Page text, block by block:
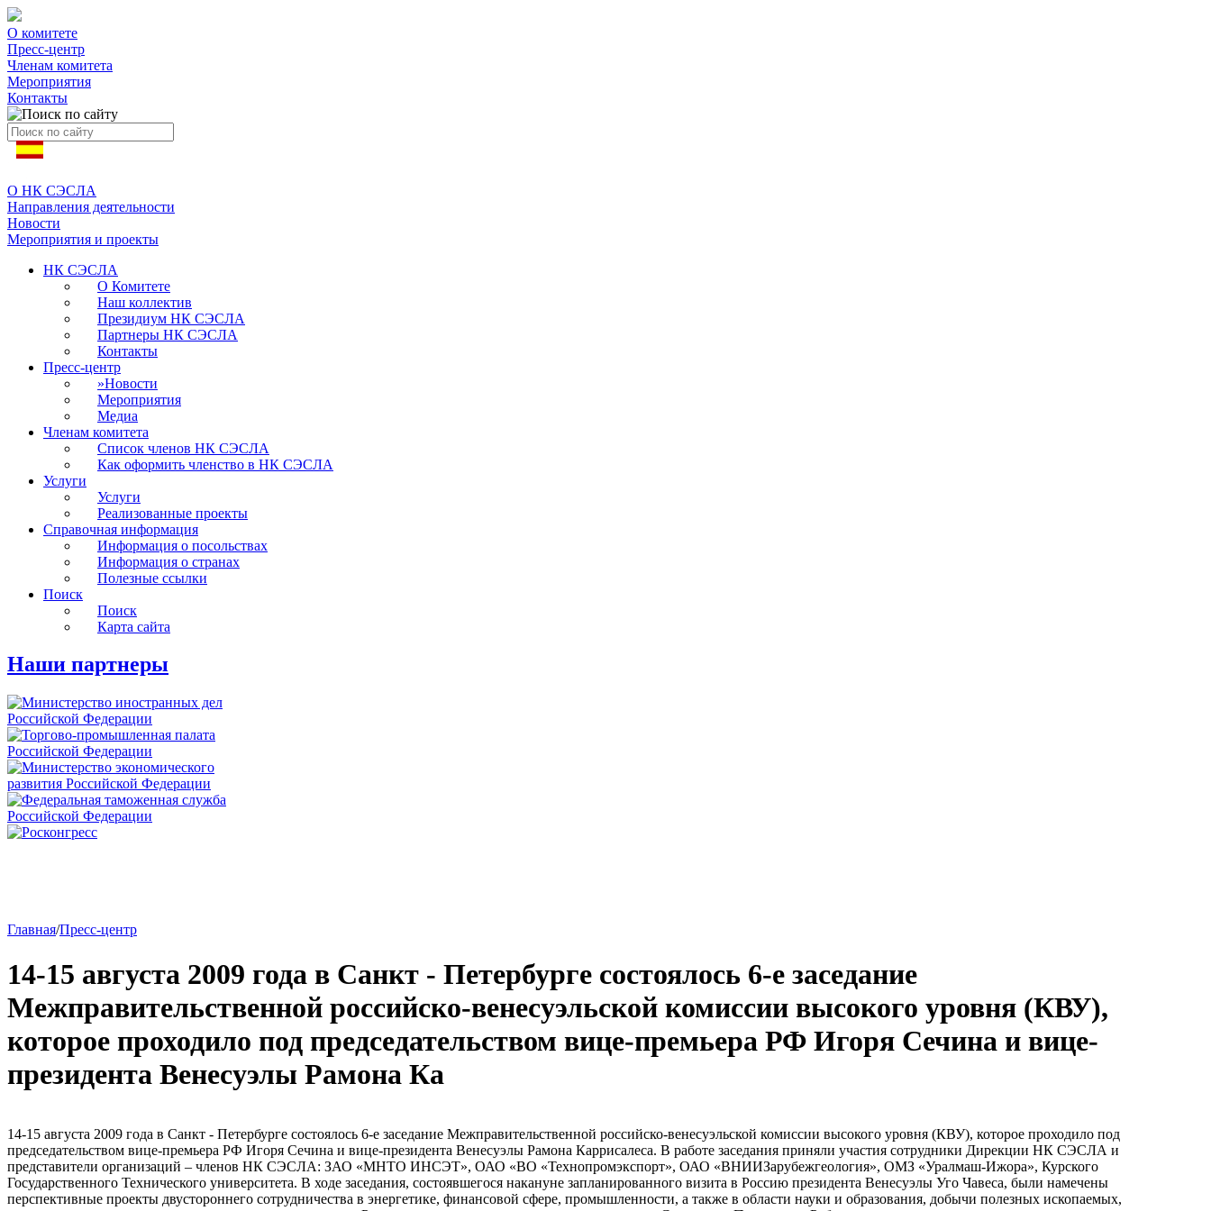
О комитете
Пресс-центр
Членам комитета
Мероприятия
Контакты
О НК СЭСЛА
Направления деятельности
Новости
Мероприятия и проекты
НК СЭСЛА
О Комитете
Наш коллектив
Президиум НК СЭСЛА
Партнеры НК СЭСЛА
Контакты
Пресс-центр
»Новости
Мероприятия
Медиа
Членам комитета
Список членов НК СЭСЛА
Как оформить членство в НК СЭСЛА
Услуги
Услуги
Реализованные проекты
Справочная информация
Информация о посольствах
Информация о странах
Полезные ссылки
Поиск
Поиск
Карта сайта
Наши партнеры
Главная/Пресс-центр
14-15 августа 2009 года в Санкт - Петербурге состоялось 6-е заседание
Межправительственной российско-венесуэльской комиссии высокого уровня (КВУ),
которое проходило под председательством вице-премьера РФ Игоря Сечина и вице-
президента Венесуэлы Рамона Ка
14-15 августа 2009 года в Санкт - Петербурге состоялось 6-е заседание Межправительственной российско-венесуэльской комиссии высокого уровня (КВУ), которое проходило под
председательством вице-премьера РФ Игоря Сечина и вице-президента Венесуэлы Рамона Каррисалеса. В работе заседания приняли участия сотрудники Дирекции НК СЭСЛА и
представители организаций – членов НК СЭСЛА: ЗАО «МНТО ИНСЭТ», ОАО «ВО «Технопромэкспорт», ОАО «ВНИИЗарубежгеология», ОМЗ «Уралмаш-Ижора», Курского
Государственного Технического университета. В ходе заседания, состоявшегося накануне запланированного визита в Россию президента Венесуэлы Уго Чавеса, были намечены
перспективные проекты двустороннего сотрудничества в энергетике, финансовой сфере, промышленности, а также в области науки и образования, добычи полезных ископаемых,